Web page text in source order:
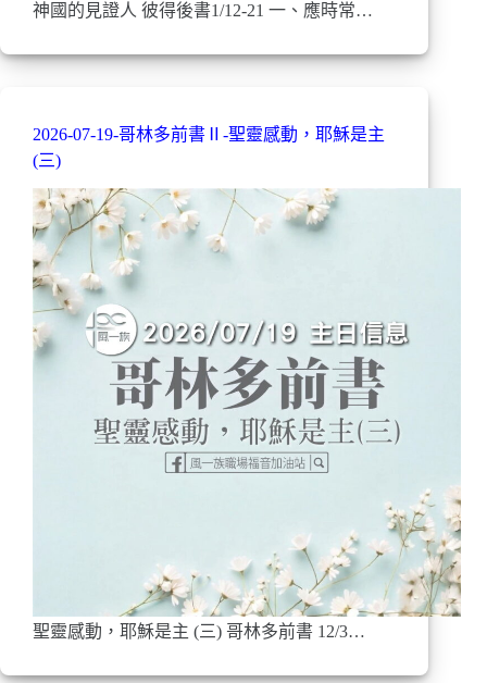
神國的見證人 彼得後書1/12-21 一、應時常…
2026-07-19-哥林多前書Ⅱ-聖靈感動，耶穌是主
(三)
聖靈感動，耶穌是主 (三) 哥林多前書 12/3…